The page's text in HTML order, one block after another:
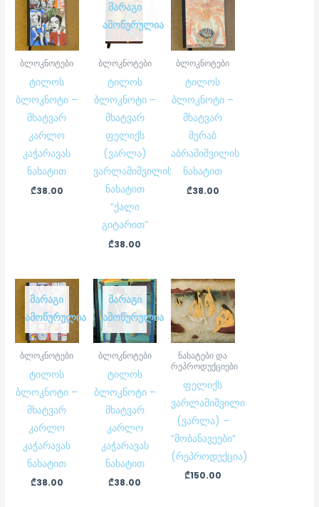
ბლოკნოტები
ტილოს
ბლოკნოტი –
მხატვარ
კარლო
კაჭარავას
ნახატით
₾38.00
ᲛᲐᲠᲐᲒᲘ
ᲐᲛᲝᲬᲣᲠᲣᲚᲘᲐ
ბლოკნოტები
ტილოს
ბლოკნოტი –
მხატვარ
ფელიქს
(ვარლა)
ვარლამიშვილის
ნახატით
“ქალი
გიტარით”
₾38.00
ბლოკნოტები
ტილოს
ბლოკნოტი –
მხატვარ
მერაბ
აბრამიშვილის
ნახატით
₾38.00
ᲛᲐᲠᲐᲒᲘ
ᲐᲛᲝᲬᲣᲠᲣᲚᲘᲐ
ბლოკნოტები
ტილოს
ბლოკნოტი –
მხატვარ
კარლო
კაჭარავას
ნახატით
₾38.00
ᲛᲐᲠᲐᲒᲘ
ᲐᲛᲝᲬᲣᲠᲣᲚᲘᲐ
ბლოკნოტები
ტილოს
ბლოკნოტი –
მხატვარ
კარლო
კაჭარავას
ნახატით
₾38.00
ნახატები და
რეპროდუქციები
ფელიქს
ვარლამიშვილი
(ვარლა) –
“მობანავეები”
(რეპროდუქცია)
₾150.00